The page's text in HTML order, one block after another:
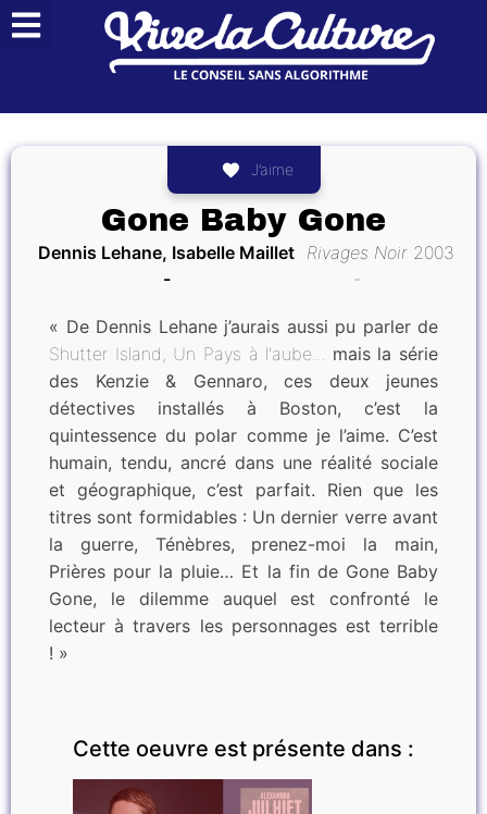
J’aime
Gone Baby Gone
Dennis Lehane, Isabelle Maillet Rivages Noir 2003
« De Dennis Lehane j’aurais aussi pu parler de
Shutter Island, Un Pays à l'aube... mais la série
des ​​Kenzie & Gennaro, ces deux jeunes
détectives installés à Boston, c’est la
quintessence du polar comme je l’aime. C’est
humain, tendu, ancré dans une réalité sociale
et géographique, c’est parfait. Rien que les
titres sont formidables : Un dernier verre avant
la guerre, Ténèbres, prenez-moi la main,
Prières pour la pluie… Et la fin de Gone Baby
Gone, le dilemme auquel est confronté le
lecteur à travers les personnages est terrible
! »
Cette oeuvre est présente dans :